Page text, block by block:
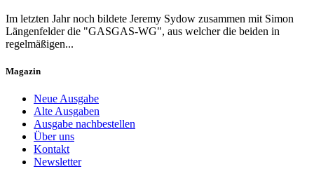
Im letzten Jahr noch bildete Jeremy Sydow zusammen mit Simon
Längenfelder die "GASGAS-WG", aus welcher die beiden in
regelmäßigen...
Magazin
Neue Ausgabe
Alte Ausgaben
Ausgabe nachbestellen
Über uns
Kontakt
Newsletter